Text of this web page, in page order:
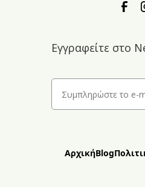
Εγγραφείτε στο
ΑρχικήBlog